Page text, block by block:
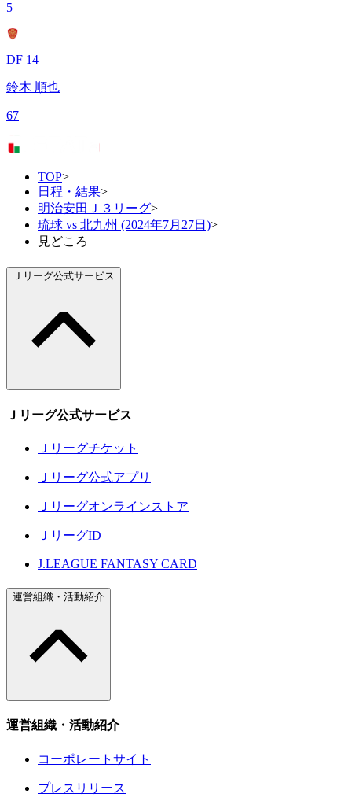
5
DF 14
鈴木 順也
67
TOP>
日程・結果>
明治安田Ｊ３リーグ>
琉球 vs 北九州 (2024年7月27日)>
見どころ
Ｊリーグ公式サービス
Ｊリーグ公式サービス
Ｊリーグチケット
Ｊリーグ公式アプリ
Ｊリーグオンラインストア
ＪリーグID
J.LEAGUE FANTASY CARD
運営組織・活動紹介
運営組織・活動紹介
コーポレートサイト
プレスリリース